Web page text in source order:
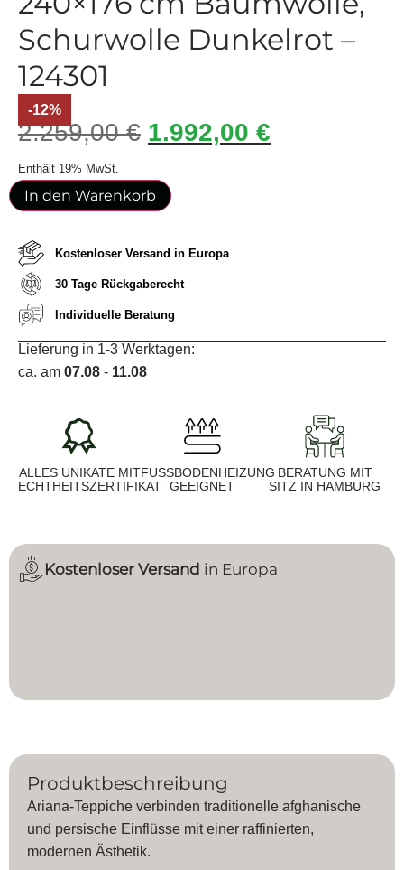
Schurwolle Dunkelrot –
124301
-12%
2.259,00€ 1.992,00 €
Enthält 19% MwSt.
In den Warenkorb
Kostenloser Versand in Europa
30 Tage Rückgaberecht
Individuelle Beratung
Lieferung in 1-3 Werktagen:
ca. am 07.08 - 11.08
ALLES UNIKATE MIT
ECHTHEITSZERTIFIKAT
FUSSBODENHEIZUNG G
EEIGNET
BERATUNG MIT
SITZ IN HAMBURG
Kostenloser Versand in Europa
Produktbeschreibung
Ariana-Teppiche verbinden traditionelle afghanische
und persische Einflüsse mit einer raffinierten,
modernen Ästhetik.